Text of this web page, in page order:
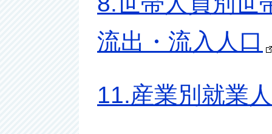
流出・流入人口
11.産業別就業